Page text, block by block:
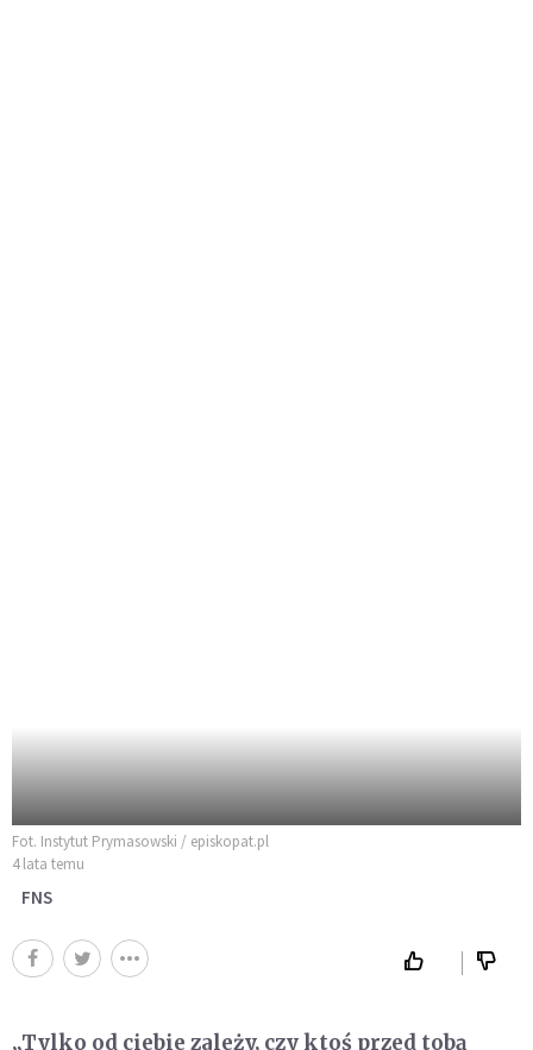
Fot. Instytut Prymasowski / episkopat.pl
4 lata temu
FNS
„Tylko od ciebie zależy, czy ktoś przed tobą